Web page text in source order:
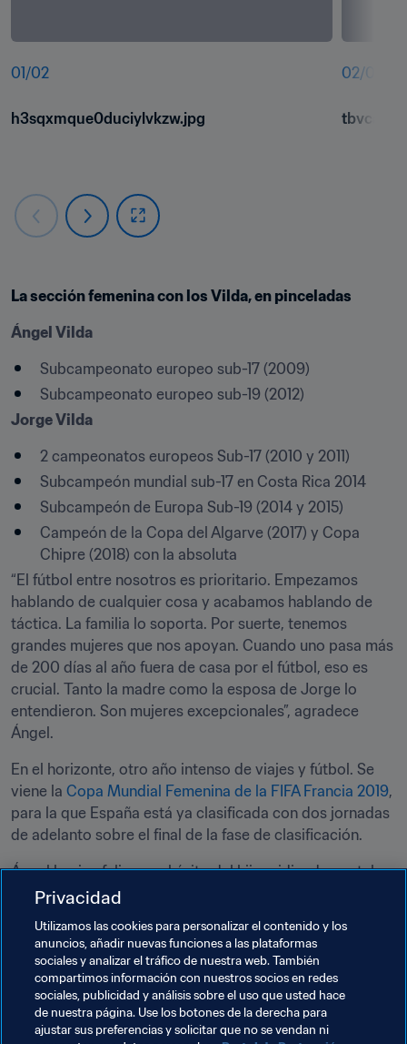
01 /02
h3sqxmque0duciylvkzw.jpg
02/02
La sección femenina con los Vilda, en pinceladas
Ángel Vilda
Subcampeonato europeo sub-17 (2009)
Subcampeonato europeo sub-19 (2012)
Jorge Vilda
2 campeonatos europeos Sub-17 (2010 y 2011)
Subcampeón mundial sub-17 en Costa Rica 2014
Subcampeón de Europa Sub-19 (2014 y 2015)
Campeón de la Copa del Algarve (2017) y Copa
Chipre (2018) con la absoluta
“El fútbol entre nosotros es prioritario. Empezamos
hablando de cualquier cosa y acabamos hablando de
táctica. La familia lo soporta. Por suerte, tenemos
grandes mujeres que nos apoyan. Cuando uno pasa más
de 200 días al año fuera de casa por el fútbol, eso es
crucial. Tanto la madre como la esposa de Jorge lo
entendieron. Son mujeres excepcionales”, agradece
Ángel.
En el horizonte, otro año intenso de viajes y fútbol. Se
viene la Copa Mundial Femenina de la FIFA Francia 2019,
para la que España está ya clasificada con dos jornadas
de adelanto sobre el final de la fase de clasificación.
Ángel lo vive feliz por el éxito del hijo, pidiendo cautela
ante los optimismos desmedidos, pero desde la barrera:
ser un buen segundo entrenador y yo ahora no estoy ni
el 10º lugar respecto a mi hijo. Ver, oír y callar. No
interfiero”.
Porque es la hora de Jorge.
Privacidad
Utilizamos las cookies para personalizar el contenido y los
anuncios, añadir nuevas funciones a las plataformas
sociales y analizar el tráfico de nuestra web. También
compartimos información con nuestros socios en redes
sociales, publicidad y análisis sobre el uso que usted hace
de nuestra página. Use los botones de la derecha para
ajustar sus preferencias y solicitar que no se vendan ni